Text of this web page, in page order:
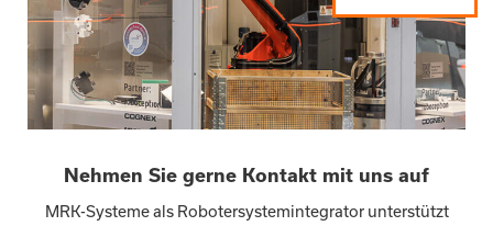
Nehmen Sie gerne Kontakt mit uns auf
MRK-Systeme als Robotersystemintegrator unterstützt